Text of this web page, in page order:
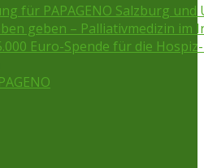
für PAPAGENO Salzburg und
geben – Palliativmedizin im
Euro-Spende für die